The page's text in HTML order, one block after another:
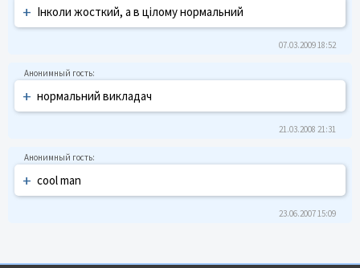
+ Інколи жосткий, а в цілому нормальний
07.03.2009 18:52
+ нормальний викладач
21.03.2008 21:31
+ cool man
23.06.2007 15:09